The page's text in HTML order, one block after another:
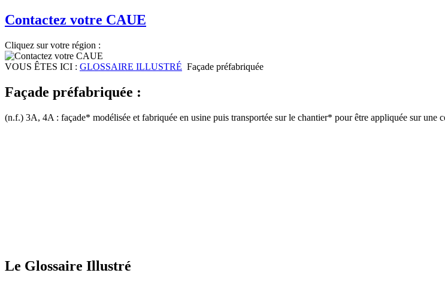
Contactez votre CAUE
Cliquez sur votre région :
VOUS ÊTES ICI : GLOSSAIRE ILLUSTRÉ Façade préfabriquée
Façade préfabriquée :
(n.f.) 3A, 4A : façade* modélisée et fabriquée en usine puis transportée sur le chantier* pour être appliquée sur
Le Glossaire Illustré